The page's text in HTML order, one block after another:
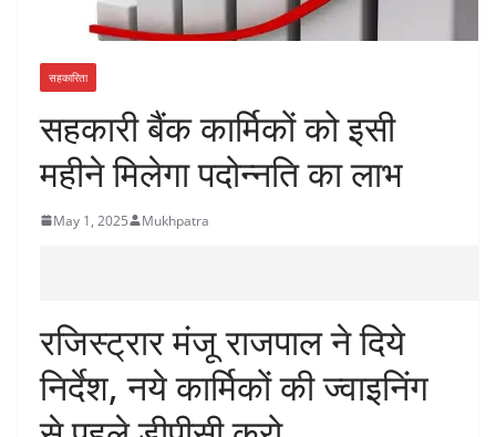
सहकारिता
सहकारी बैंक कार्मिकों को इसी
महीने मिलेगा पदोन्नति का लाभ
May 1, 2025 Mukhpatra
रजिस्ट्रार मंजू राजपाल ने दिये
निर्देश, नये कार्मिकों की ज्वाइनिंग